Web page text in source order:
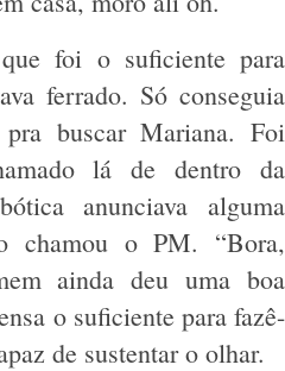
foi o suficiente para
ferrado. Só conseguia
buscar Mariana. Foi
lá de dentro da
anunciava alguma
chamou o PM. “Bora,
ainda deu uma boa
o suficiente para fazê-
de sustentar o olhar.